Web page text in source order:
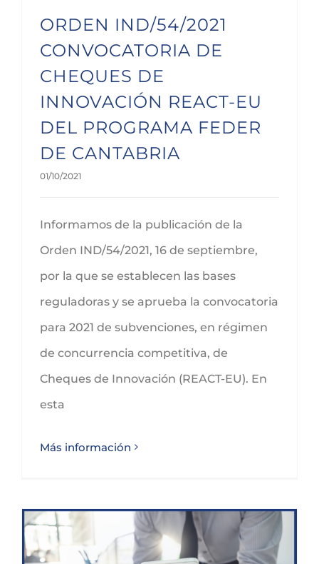
ORDEN IND/54/2021
CONVOCATORIA DE
CHEQUES DE
INNOVACIÓN REACT-EU
DEL PROGRAMA FEDER
DE CANTABRIA
01/10/2021
Informamos de la publicación de la
Orden IND/54/2021, 16 de septiembre,
por la que se establecen las bases
reguladoras y se aprueba la convocatoria
para 2021 de subvenciones, en régimen
de concurrencia competitiva, de
Cheques de Innovación (REACT-EU). En
esta
Más información